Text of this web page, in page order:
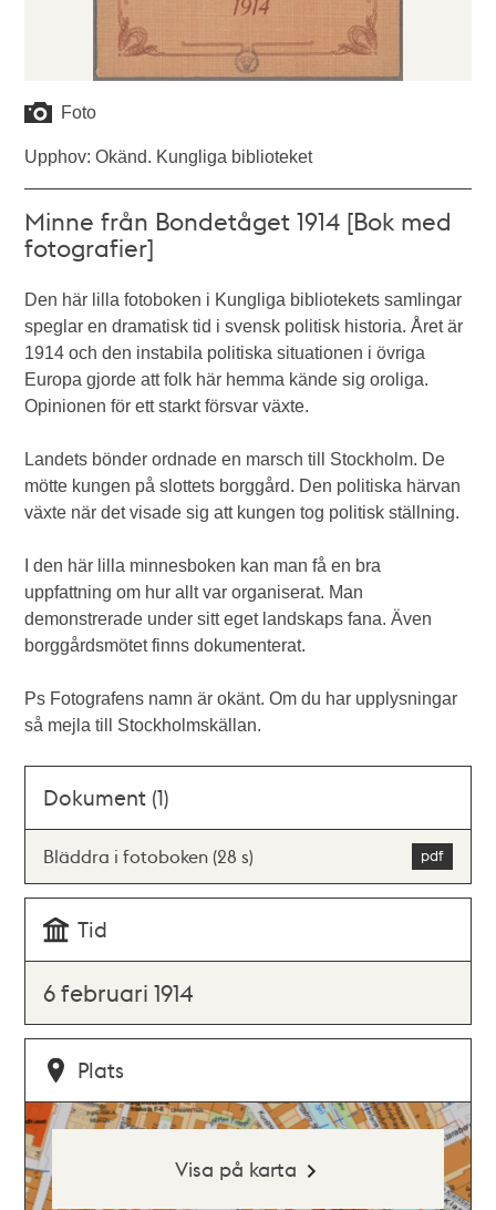
Foto
Upphov: Okänd. Kungliga biblioteket
Minne från Bondetåget 1914 [Bok med
fotografier]
Den här lilla fotoboken i Kungliga bibliotekets samlingar
speglar en dramatisk tid i svensk politisk historia. Året är
1914 och den instabila politiska situationen i övriga
Europa gjorde att folk här hemma kände sig oroliga.
Opinionen för ett starkt försvar växte.
Landets bönder ordnade en marsch till Stockholm. De
mötte kungen på slottets borggård. Den politiska härvan
växte när det visade sig att kungen tog politisk ställning.
I den här lilla minnesboken kan man få en bra
uppfattning om hur allt var organiserat. Man
demonstrerade under sitt eget landskaps fana. Även
borggårdsmötet finns dokumenterat.
Ps Fotografens namn är okänt. Om du har upplysningar
så mejla till Stockholmskällan.
Dokument (1)
Bläddra i fotoboken (28 s)
Tid
6 februari 1914
Plats
Visa på karta